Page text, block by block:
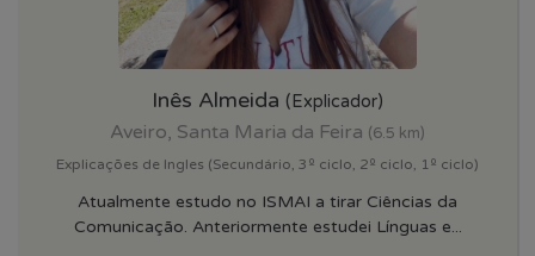
Inês Almeida (Explicador)
Aveiro, Santa Maria da Feira (6.5 km)
Explicações de Ingles (Secundário, 3º ciclo, 2º ciclo, 1º ciclo)
Atualmente estudo no ISMAI a tirar Ciências da
Comunicação. Anteriormente estudei Línguas e...